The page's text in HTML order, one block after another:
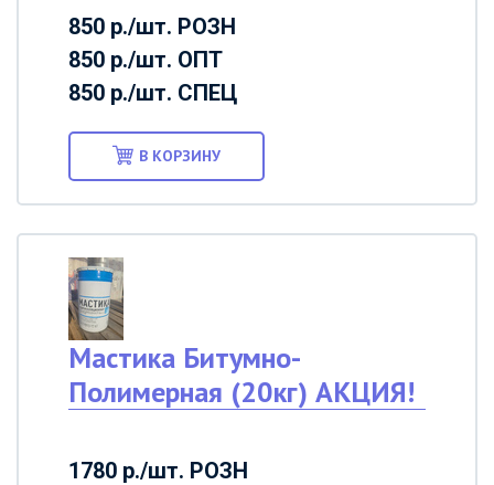
850 р./шт. РОЗН
850 р./шт. ОПТ
850 р./шт. СПЕЦ
В КОРЗИНУ
Мастика Битумно-
Полимерная (20кг) АКЦИЯ!
1780 р./шт. РОЗН